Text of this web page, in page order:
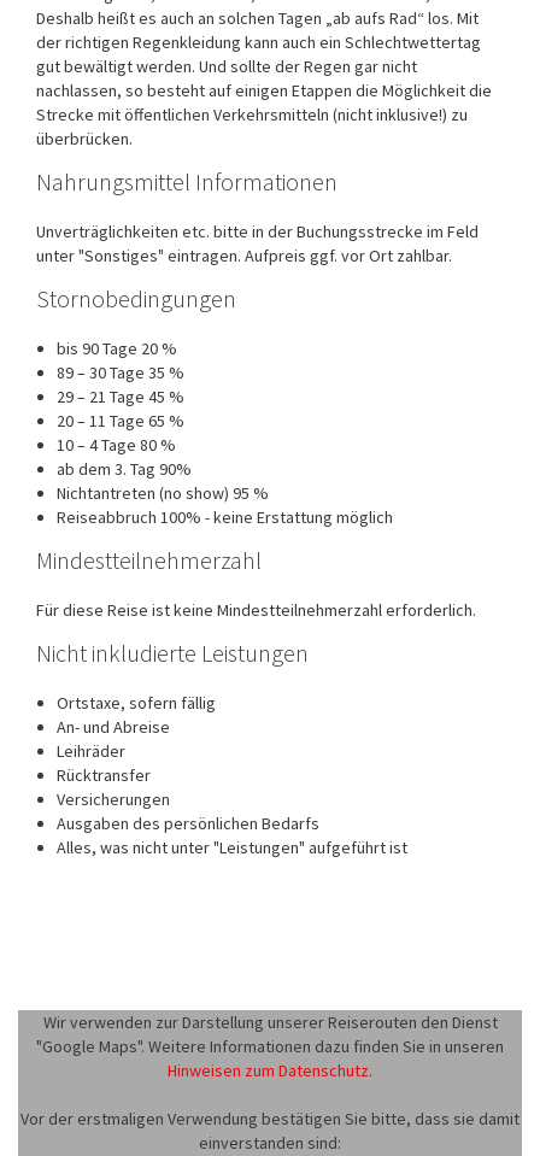
Deshalb heißt es auch an solchen Tagen „ab aufs Rad“ los. Mit
der richtigen Regenkleidung kann auch ein Schlechtwettertag
gut bewältigt werden. Und sollte der Regen gar nicht
nachlassen, so besteht auf einigen Etappen die Möglichkeit die
Strecke mit öffentlichen Verkehrsmitteln (nicht inklusive!) zu
überbrücken.
Nahrungsmittel Informationen
Unverträglichkeiten etc. bitte in der Buchungsstrecke im Feld
unter "Sonstiges" eintragen. Aufpreis ggf. vor Ort zahlbar.
Stornobedingungen
bis 90 Tage 20 %
89 – 30 Tage 35 %
29 – 21 Tage 45 %
20 – 11 Tage 65 %
10 – 4 Tage 80 %
ab dem 3. Tag 90%
Nichtantreten (no show) 95 %
Reiseabbruch 100% - keine Erstattung möglich
Mindestteilnehmerzahl
Für diese Reise ist keine Mindestteilnehmerzahl erforderlich.
Nicht inkludierte Leistungen
Ortstaxe, sofern fällig
An- und Abreise
Leihräder
Rücktransfer
Versicherungen
Ausgaben des persönlichen Bedarfs
Alles, was nicht unter "Leistungen" aufgeführt ist
Wir verwenden zur Darstellung unserer Reiserouten den Dienst
"Google Maps". Weitere Informationen dazu finden Sie in unseren
Hinweisen zum Datenschutz.
Vor der erstmaligen Verwendung bestätigen Sie bitte, dass sie damit
einverstanden sind: